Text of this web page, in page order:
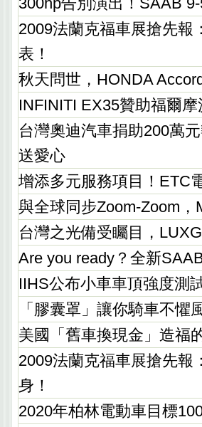
2009法蘭克福車展搶先報
表！
秋天問世，HONDA
INFINITI EX35贊助福爾
台灣奧迪汽車捐助200萬
送愛心
增添多元服務項目！ETC
與全球同步Zoom-Zoom
台灣之光備受矚目，
Are you ready？全新
IIHS公布小車車頂強度測
「膠囊罩」讓你騎車不懼
美國「舊車換現金」造福
2009法蘭克福車展搶先報
身！
2020年柏林電動車目標